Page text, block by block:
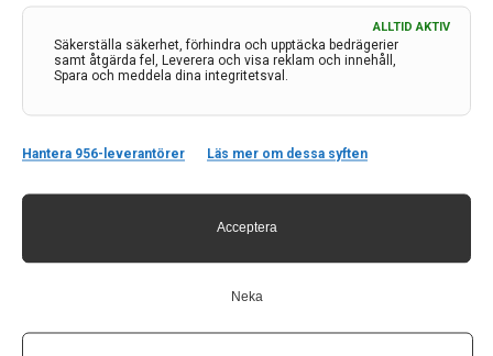
Säkerställa säkerhet, förhindra och upptäcka bedrägerier
samt åtgärda fel, Leverera och visa reklam och innehåll,
Spara och meddela dina integritetsval.
ALLTID AKTIV
Hantera 956-leverantörer Läs mer om dessa syften
Acceptera
Neka
DNA:s organisation påverkar tillväxten av dödliga
hjärntumörer som svar på neuronala signaler